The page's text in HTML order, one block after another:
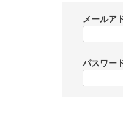
メールア
パスワー